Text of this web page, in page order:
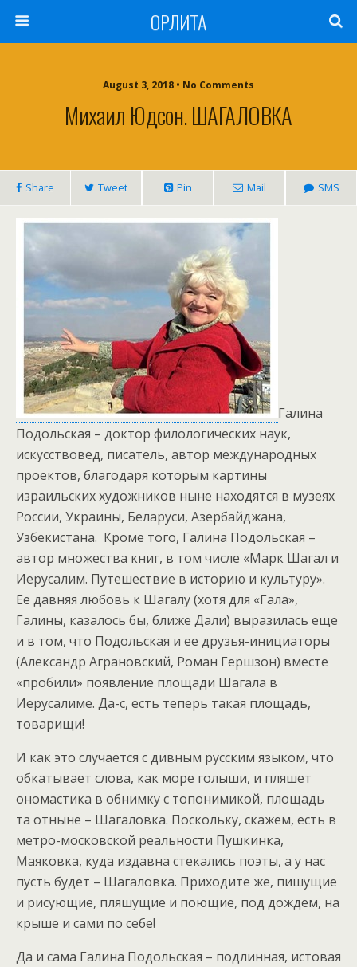
ОРЛИТА
August 3, 2018 • No Comments
Михаил Юдсон. ШАГАЛОВКА
Share Tweet Pin Mail SMS
Галина
Подольская – доктор филологических наук,
искусствовед, писатель, автор международных
проектов, благодаря которым картины
израильских художников ныне находятся в музеях
России, Украины, Беларуси, Азербайджана,
Узбекистана. Кроме того, Галина Подольская –
автор множества книг, в том числе «Марк Шагал и
Иерусалим. Путешествие в историю и культуру».
Ее давняя любовь к Шагалу (хотя для «Гала»,
Галины, казалось бы, ближе Дали) выразилась еще
и в том, что Подольская и ее друзья-инициаторы
(Александр Аграновский, Роман Гершзон) вместе
«пробили» появление площади Шагала в
Иерусалиме. Да-с, есть теперь такая площадь,
товарищи!
И как это случается с дивным русским языком, что
обкатывает слова, как море голыши, и пляшет
ономастика в обнимку с топонимикой, площадь
та отныне – Шагаловка. Поскольку, скажем, есть в
метро-московской реальности Пушкинка,
Маяковка, куда издавна стекались поэты, а у нас
пусть будет – Шагаловка. Приходите же, пишущие
и рисующие, пляшущие и поющие, под дождем, на
крыше и сами по себе!
Да и сама Галина Подольская – подлинная, истовая